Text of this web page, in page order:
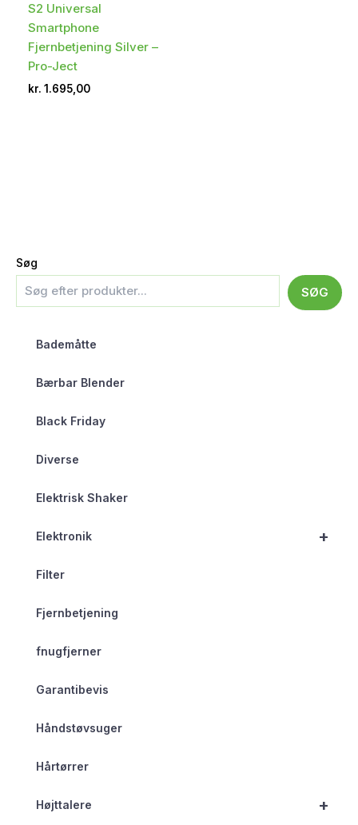
Søg
SØG
Bademåtte
Bærbar Blender
Black Friday
Diverse
Elektrisk Shaker
+
Elektronik
Filter
Fjernbetjening
fnugfjerner
Garantibevis
Håndstøvsuger
Hårtørrer
+
Højttalere
S2 Universal
Smartphone
Fjernbetjening Silver –
Pro-Ject
kr. 1.695,00